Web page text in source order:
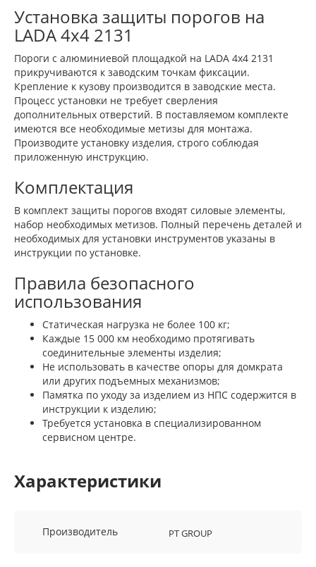
Установка защиты порогов на
LADA 4x4 2131
Пороги с алюминиевой площадкой на LADA 4x4 2131
прикручиваются к заводским точкам фиксации.
Крепление к кузову производится в заводские места.
Процесс установки не требует сверления
дополнительных отверстий. В поставляемом комплекте
имеются все необходимые метизы для монтажа.
Производите установку изделия, строго соблюдая
приложенную инструкцию.
Комплектация
В комплект защиты порогов входят силовые элементы,
набор необходимых метизов. Полный перечень деталей и
необходимых для установки инструментов указаны в
инструкции по установке.
Правила безопасного
использования
Статическая нагрузка не более 100 кг;
Каждые 15 000 км необходимо протягивать
соединительные элементы изделия;
Не использовать в качестве опоры для домкрата
или других подъемных механизмов;
Памятка по уходу за изделием из НПС содержится в
инструкции к изделию;
Требуется установка в специализированном
сервисном центре.
Характеристики
Производитель PT GROUP